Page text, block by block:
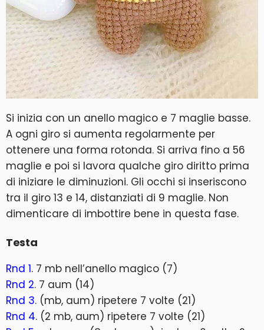
Si inizia con un anello magico e 7 maglie basse.
A ogni giro si aumenta regolarmente per
ottenere una forma rotonda. Si arriva fino a 56
maglie e poi si lavora qualche giro diritto prima
di iniziare le diminuzioni. Gli occhi si inseriscono
tra il giro 13 e 14, distanziati di 9 maglie. Non
dimenticare di imbottire bene in questa fase.
Testa
Rnd 1. 7 mb nell’anello magico (7)
Rnd 2. 7 aum (14)
Rnd 3. (mb, aum) ripetere 7 volte (21)
Rnd 4. (2 mb, aum) ripetere 7 volte (21)